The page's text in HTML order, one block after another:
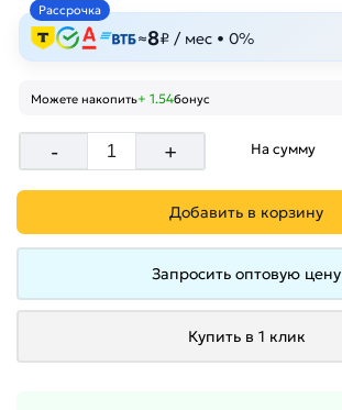
Рассрочка
≈8₽ / мес • 0%
Можете накопить+ 1.54бонус
- + На сумму
Добавить в корзину
Запросить оптовую цену
Купить в 1 клик